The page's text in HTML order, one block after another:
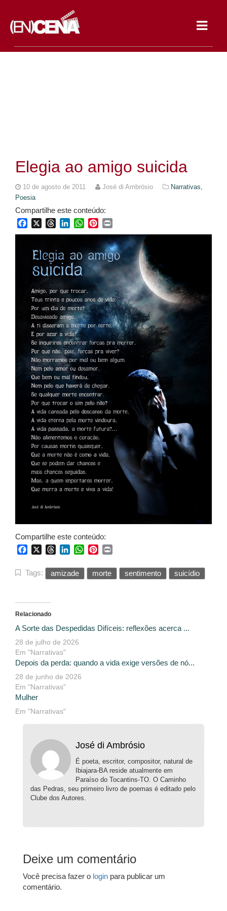
Elegia ao amigo suicida
10 de agosto de 2011 José di Ambrósio
Narrativas,
Poesia
Compartilhe este conteúdo:
FacebookThreadsLinkedInWhatsApp
Pinterest
Compartilhe este conteúdo:
FacebookThreadsLinkedInWhatsApp
Pinterest
Tags: amizade morte sentimento suicídio
Relacionado
A Sorte das Despedidas Difíceis: reflexões acerca ...
28 de julho de 2026
Em "Narrativas"
Depois da perda: quando a vida exige versões de nó...
28 de junho de 2026
Em "Narrativas"
Mulher
Em "Narrativas"
José di Ambrósio
É poeta, escritor, compositor, natural de
Ibiajara-BA reside atualmente em
Paraíso do Tocantins-TO. O Caminho
das Pedras, seu primeiro livro de poemas é editado pelo
Clube dos Autores.
Deixe um comentário
Você precisa fazer o login para publicar um
comentário.